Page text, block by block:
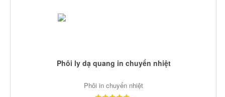
Phôi ly dạ quang in chuyển nhiệt
Phôi in chuyển nhiệt